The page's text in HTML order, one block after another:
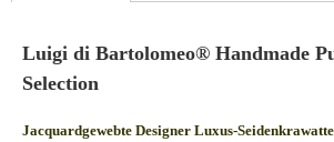
Luigi di Bartolomeo® Handmade
Selection
Jacquardgewebte Designer Luxus-